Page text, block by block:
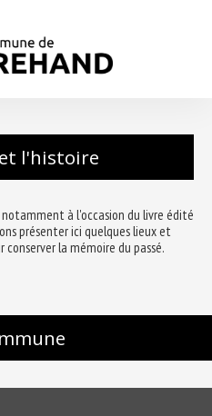
l'histoire
notamment à l'occasion du livre édité
présenter ici quelques lieux et
la mémoire du passé.